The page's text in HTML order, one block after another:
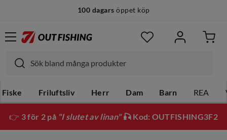
100 dagars öppet köp
Fiske Friluftsliv Herr Dam Barn REA
👉 3 för 2 på "I slutet av linan"🎣 Kod: OUTFISHING3F2